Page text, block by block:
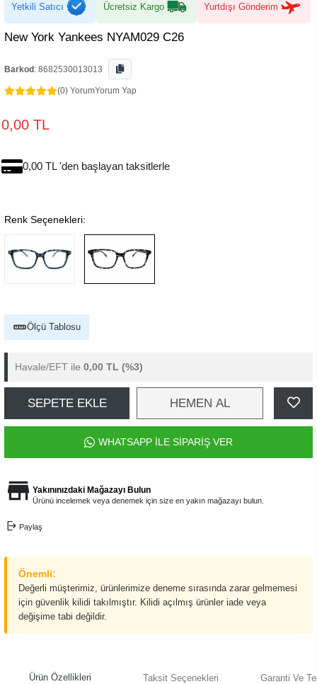
Yetkili Satıcı Ücretsiz Kargo Yurtdışı Gönderim
New York Yankees NYAM029 C26
Barkod : 8682530013013
(0) YorumYorum Yap
0,00 TL
0,00 TL 'den başlayan taksitlerle
Renk Seçenekleri:
Ölçü Tablosu
Havale/EFT ile 0,00 TL (%3)
SEPETE EKLE HEMEN AL
WHATSAPP İLE SİPARİŞ VER
Yakınınızdaki Mağazayı Bulun
Ürünü incelemek veya denemek için size en yakın mağazayı bulun.
Paylaş
Önemli:
Değerli müşterimiz, ürünlerimize deneme sırasında zarar gelmemesi
için güvenlik kilidi takılmıştır. Kilidi açılmış ürünler iade veya
değişime tabi değildir.
Ürün Özellikleri Taksit Seçenekleri Garanti Ve